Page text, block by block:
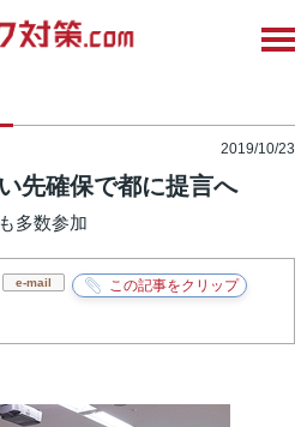
2019/10/23
先確保で都に提言へ
多数参加
e-mail